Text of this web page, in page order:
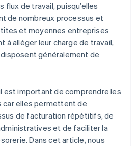
flux de travail, puisqu’elles
de nombreux processus et
et moyennes entreprises
à alléger leur charge de travail,
généralement de
est important de comprendre les
car elles permettent de
de facturation répétitifs, de
et de faciliter la
Dans cet article, nous